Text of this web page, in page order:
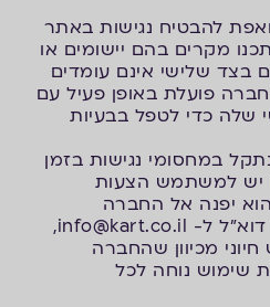
להבטיח נגישות באתר
מקרים בהם יישומים או
בצד שלישי אינם עומדים
פועלת באופן פעיל עם
שלה כדי לטפל בבעיות
במחסומי נגישות בזמן
יש למשתמש הצעות
יפנה אל החברה
ל- info@kart.co.il
,
מכיוון שהחברה
שימוש נוחה לכל